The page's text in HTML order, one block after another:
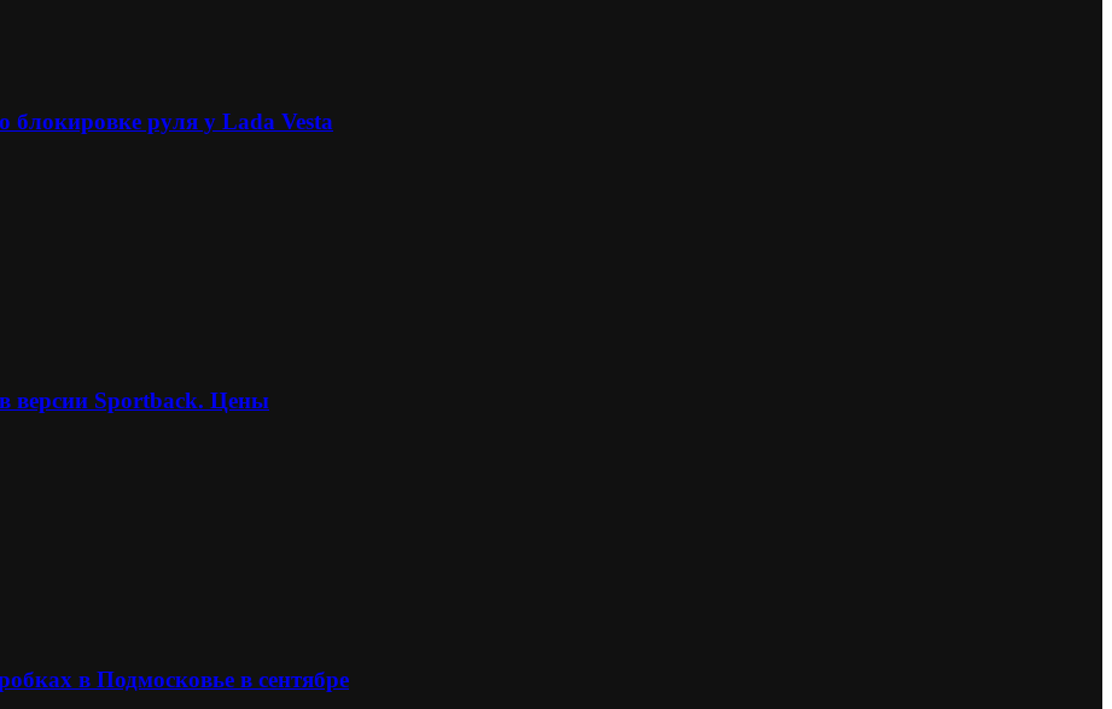
блокировке руля у Lada Vesta
версии Sportback. Цены
в Подмосковье в сентябре